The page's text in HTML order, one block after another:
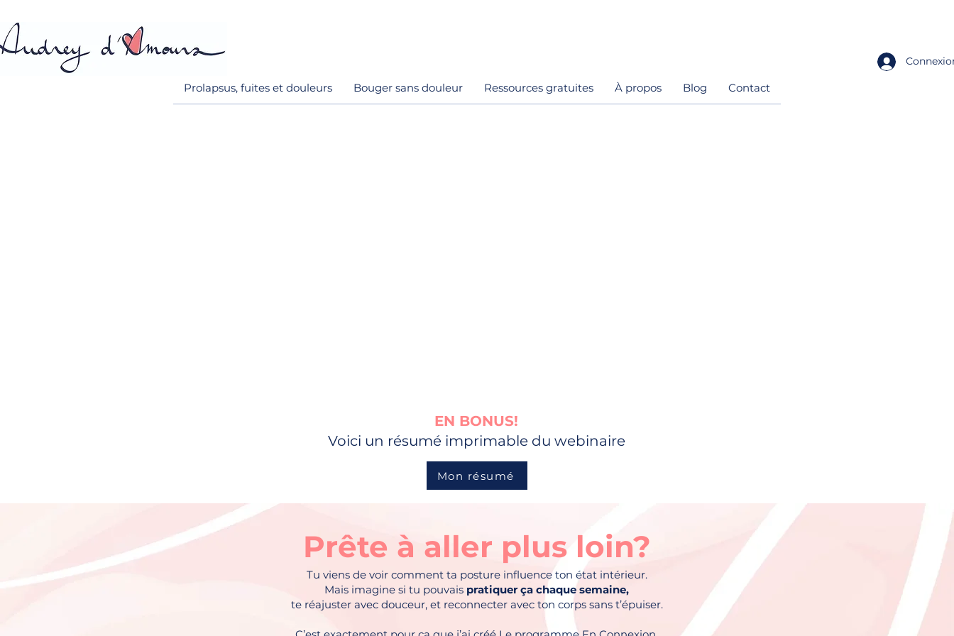
Prolapsus, fuites et douleurs Bouger sans douleur Ressources gratuites À propos Blog Contact
EN BONUS!
Voici un résumé imprimable du webinaire
Mon résumé
Prête à aller plus loin?
Tu viens de voir comment ta posture influence ton état intérieur.
Mais imagine si tu pouvais pratiquer ça chaque semaine,
te réajuster avec douceur, et reconnecter avec ton corps sans t’épuiser.